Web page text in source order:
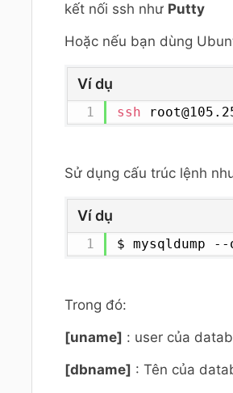
kết nối ssh như Putty
Hoặc nếu bạn dùng
Ví dụ
ssh
Sử dụng cấu trúc lệnh
Ví dụ
$ mysqldump
Trong đó:
[uname] : user của
[dbname] : Tên của